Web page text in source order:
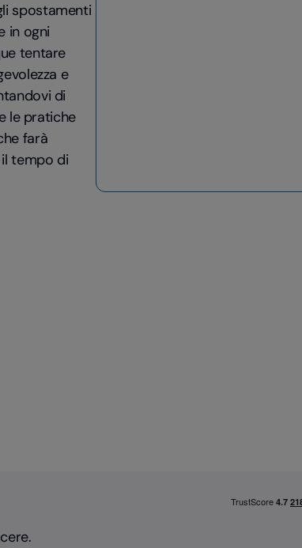
spostamenti
in ogni
tentare
e
di
le pratiche
farà
tempo di